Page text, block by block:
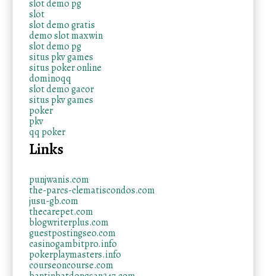
slot demo pg
slot
slot demo gratis
demo slot maxwin
slot demo pg
situs pkv games
situs poker online
dominoqq
slot demo gacor
situs pkv games
poker
pkv
qq poker
Links
punjwanis.com
the-parcs-clematiscondos.com
jusu-gb.com
thecarepet.com
blogwriterplus.com
guestpostingseo.com
casinogambitpro.info
pokerplaymasters.info
courseoncourse.com